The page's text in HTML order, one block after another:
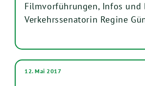
Filmvorführungen, Infos
Verkehrssenatorin Regine
12. Mai 2017